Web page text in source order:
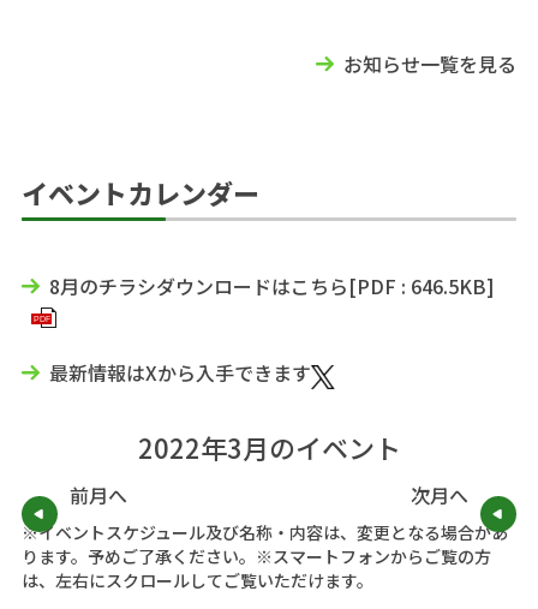
お知らせ一覧を見る
イベントカレンダー
8月のチラシダウンロードはこちら[PDF : 646.5KB]
PDF
最新情報はXから入手できます
前月へ
2022年3月のイベント
次月へ
※イベントスケジュール及び名称・内容は、変更となる場合があ
ります。予めご了承ください。※スマートフォンからご覧の方
は、左右にスクロールしてご覧いただけます。